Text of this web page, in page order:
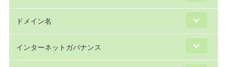
ドメイン名
インターネットガバナンス